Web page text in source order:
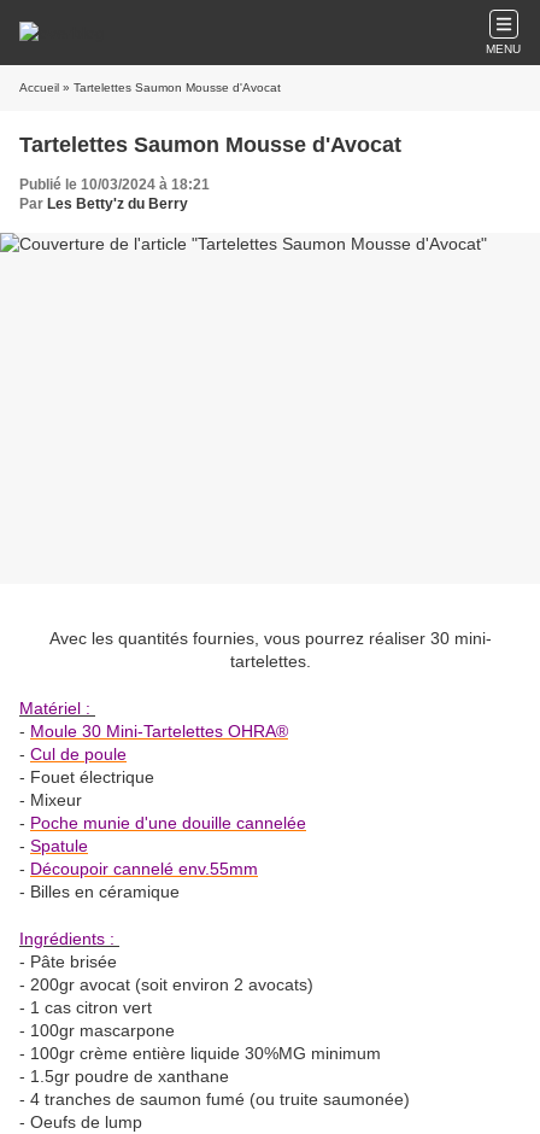
MENU
Accueil » Tartelettes Saumon Mousse d'Avocat
Tartelettes Saumon Mousse d'Avocat
Publié le 10/03/2024 à 18:21
Par Les Betty'z du Berry
Avec les quantités fournies, vous pourrez réaliser 30 mini-
tartelettes.
Matériel :
- Moule 30 Mini-Tartelettes OHRA®
- Cul de poule
- Fouet électrique
- Mixeur
- Poche munie d'une douille cannelée
- Spatule
- Découpoir cannelé env.55mm
- Billes en céramique
Ingrédients :
- Pâte brisée
- 200gr avocat (soit environ 2 avocats)
- 1 cas citron vert
- 100gr mascarpone
- 100gr crème entière liquide 30%MG minimum
- 1.5gr poudre de xanthane
- 4 tranches de saumon fumé (ou truite saumonée)
- Oeufs de lump